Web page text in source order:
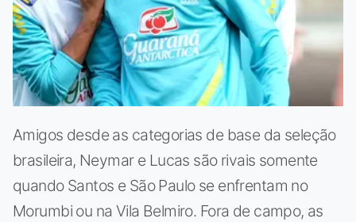
Amigos desde as categorias de base da seleção
brasileira, Neymar e Lucas são rivais somente
quando Santos e São Paulo se enfrentam no
Morumbi ou na Vila Belmiro. Fora de campo, as